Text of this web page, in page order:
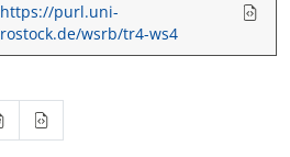
https://purl.uni-
rostock.de/wsrb/tr4-ws4